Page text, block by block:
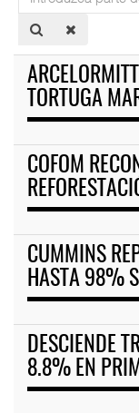
parte
del
TORTUGA
COFOM
CUMMINS
HASTA 98%
DESCIENDE
8.8% EN